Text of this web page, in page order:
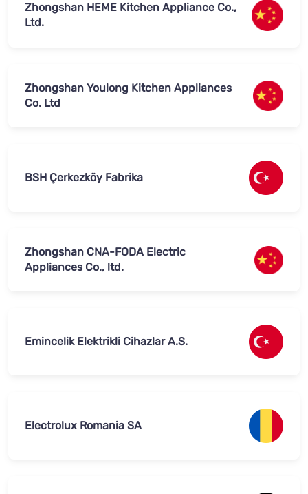
Zhongshan HEME Kitchen Appliance Co.,
Ltd.
Zhongshan Youlong Kitchen Appliances
Co. Ltd
BSH Çerkezköy Fabrika
Zhongshan CNA-FODA Electric
Appliances Co., ltd.
Emincelik Elektrikli Cihazlar A.S.
Electrolux Romania SA